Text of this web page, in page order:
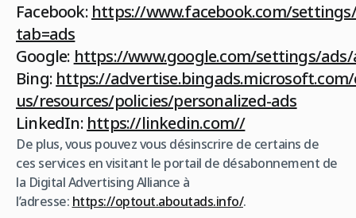
Facebook: https://www.facebook.com/
tab=ads
Google: https://www.google.com/settings/
Bing: https://
us/resources/policies/personalized-ads
LinkedIn: https://linkedin.com//
De plus, vous pouvez vous désinscrire de certains de
ces services en visitant le portail de désabonnement de
la Digital Advertising Alliance à
l’adresse: https://optout.aboutads.info/.